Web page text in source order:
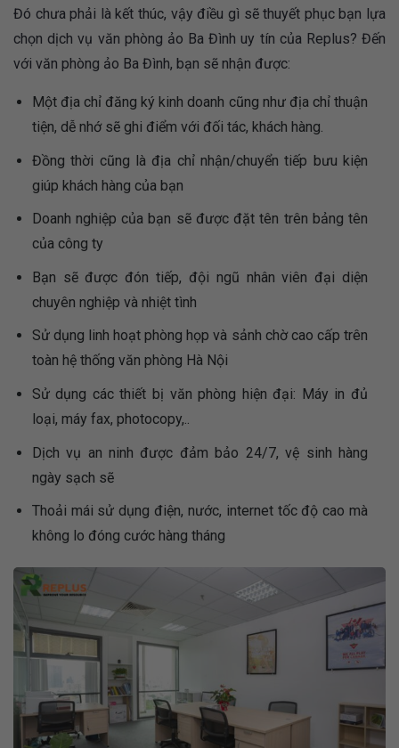
Đó chưa phải là kết thúc, vậy điều gì sẽ thuyết phục bạn lựa
chọn dịch vụ văn phòng ảo Ba Đình uy tín của Replus? Đến
với văn phòng ảo Ba Đình, bạn sẽ nhận được:
Một địa chỉ đăng ký kinh doanh cũng như địa chỉ thuận
tiện, dễ nhớ sẽ ghi điểm với đối tác, khách hàng.
Đồng thời cũng là địa chỉ nhận/chuyển tiếp bưu kiện
giúp khách hàng của bạn
Doanh nghiệp của bạn sẽ được đặt tên trên bảng tên
của công ty
Bạn sẽ được đón tiếp, đội ngũ nhân viên đại diện
chuyên nghiệp và nhiệt tình
Sử dụng linh hoạt phòng họp và sảnh chờ cao cấp trên
toàn hệ thống văn phòng Hà Nội
Sử dụng các thiết bị văn phòng hiện đại: Máy in đủ
loại, máy fax, photocopy,..
Dịch vụ an ninh được đảm bảo 24/7, vệ sinh hàng
ngày sạch sẽ
Thoải mái sử dụng điện, nước, internet tốc độ cao mà
không lo đóng cước hàng tháng